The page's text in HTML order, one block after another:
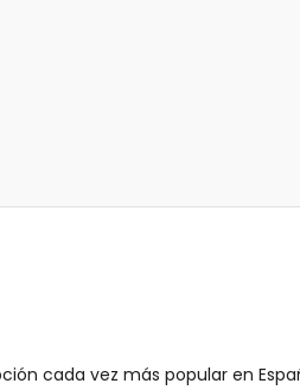
cada vez más popular en